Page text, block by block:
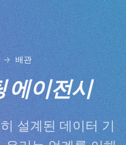
배관
에이전시
설계된 데이터 기